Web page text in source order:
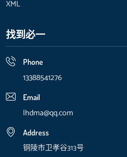
XML
找到必一
Phone
13388541276
Email
lhdma@qq.com
Address
铜陵市卫孝谷313号